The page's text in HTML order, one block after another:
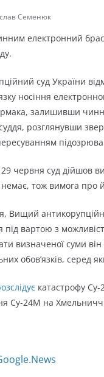
Семенюк
електронний
суд України
носіння
залишивши
розглянувши
червня суд дійшов
тож вимога про
Вищий
під вартою з
визначеної суми
обов’язків, серед
катастрофу Су-
Су-24М на